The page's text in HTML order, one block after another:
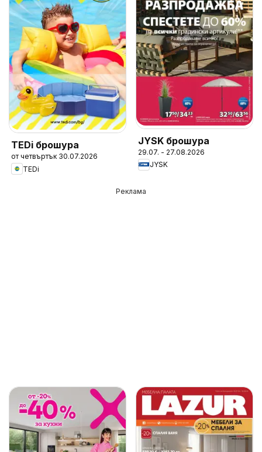
TEDi брошура
от четвъртък 30.07.2026
TEDi
JYSK брошура
29.07. - 27.08.2026
JYSK
Реклама